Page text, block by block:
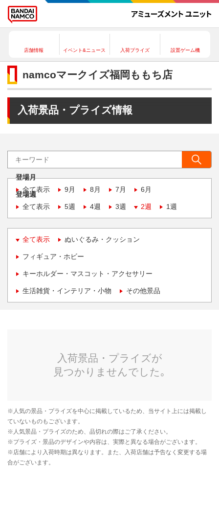
店舗情報 イベント&ニュース 入荷プライズ 設置ゲーム機
namcoマークイズ福岡ももち店
入荷景品・プライズ情報
登場月
全て表示
9月 8月 7月 6月
登場週
全て表示
5週 4週 3週 2週 1週
全て表示 ぬいぐるみ・クッション
フィギュア・ホビー
キーホルダー・マスコット・アクセサリー
生活雑貨・インテリア・小物 その他景品